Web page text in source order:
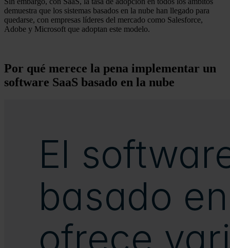
demuestra que los sistemas basados en la nube han llegado para
quedarse, con empresas líderes del mercado como Salesforce,
Adobe y Microsoft que adoptan este modelo.
Por qué merece la pena implementar un
software SaaS basado en la nube